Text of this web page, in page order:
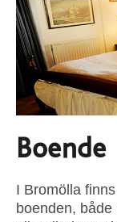
Boende
I Bromölla
boenden,